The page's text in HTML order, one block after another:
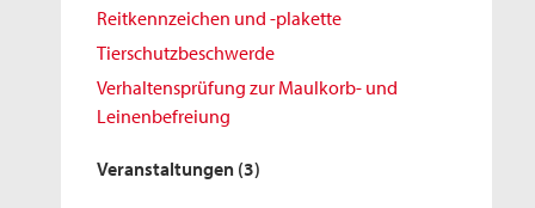
Reitkennzeichen und -plakette
Tierschutzbeschwerde
Verhaltensprüfung zur Maulkorb- und
Leinenbefreiung
Veranstaltungen (3)